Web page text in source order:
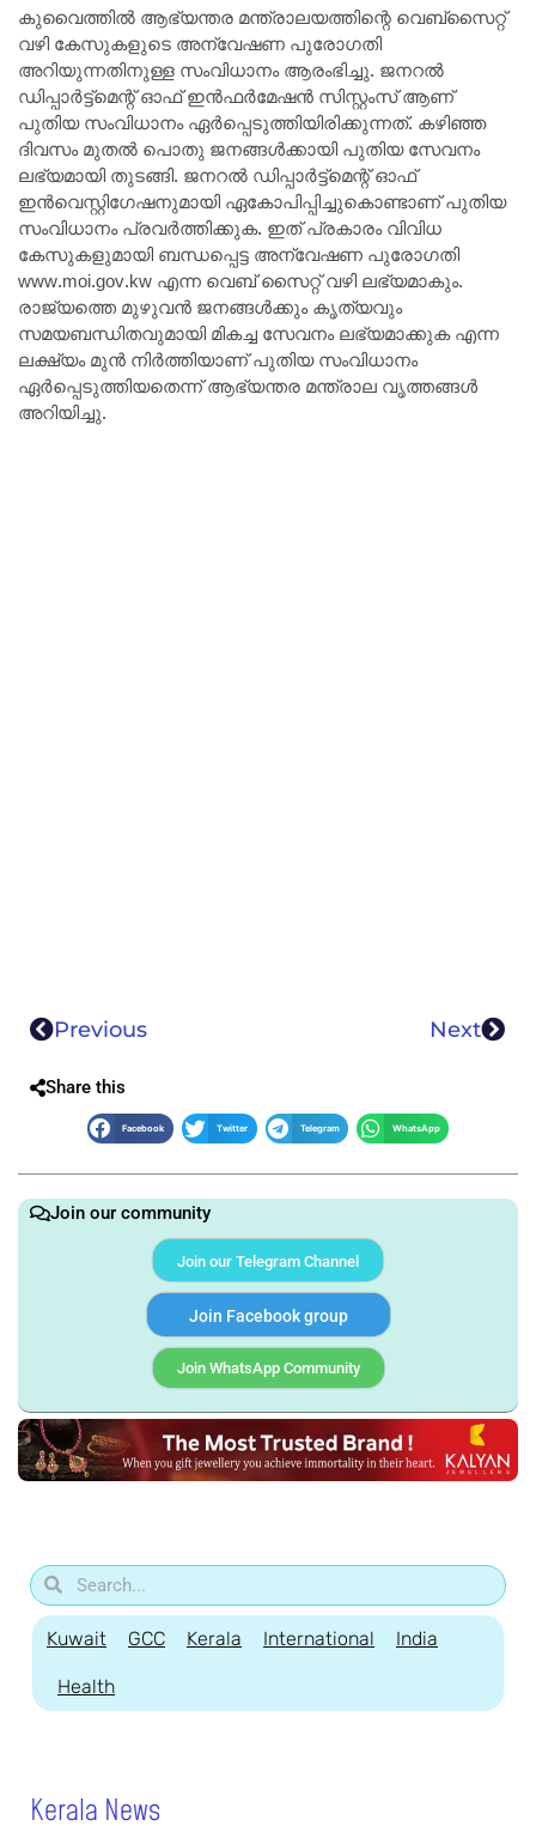
കുവൈത്തിൽ ആഭ്യന്തര മന്ത്രാലയത്തിന്റെ വെബ്സൈറ്റ്
വഴി കേസുകളുടെ അന്വേഷണ പുരോഗതി
അറിയുന്നതിനുള്ള സംവിധാനം ആരംഭിച്ചു. ജനറൽ
ഡിപ്പാർട്ട്‌മെന്റ് ഓഫ് ഇൻഫർമേഷൻ സിസ്റ്റംസ് ആണ്
പുതിയ സംവിധാനം ഏർപ്പെടുത്തിയിരിക്കുന്നത്. കഴിഞ്ഞ
ദിവസം മുതൽ പൊതു ജനങ്ങൾക്കായി പുതിയ സേവനം
ലഭ്യമായി തുടങ്ങി. ജനറൽ ഡിപ്പാർട്ട്‌മെന്റ് ഓഫ്
ഇൻവെസ്റ്റിഗേഷനുമായി ഏകോപിപ്പിച്ചുകൊണ്ടാണ് പുതിയ
സംവിധാനം പ്രവർത്തിക്കുക. ഇത് പ്രകാരം വിവിധ
കേസുകളുമായി ബന്ധപ്പെട്ട അന്വേഷണ പുരോഗതി
www.moi.gov.kw എന്ന വെബ് സൈറ്റ് വഴി ലഭ്യമാകും.
രാജ്യത്തെ മുഴുവൻ ജനങ്ങൾക്കും കൃത്യവും
സമയബന്ധിതവുമായി മികച്ച സേവനം ലഭ്യമാക്കുക എന്ന
ലക്ഷ്യം മുൻ നിർത്തിയാണ് പുതിയ സംവിധാനം
ഏർപ്പെടുത്തിയതെന്ന് ആഭ്യന്തര മന്ത്രാല വൃത്തങ്ങൾ
അറിയിച്ചു.
Previous Next
Share this
Facebook Twitter Telegram WhatsApp
Join our community
Join our Telegram Channel
Join Facebook group
Join WhatsApp Community
Kuwait GCC Kerala International India
Health
Kerala News